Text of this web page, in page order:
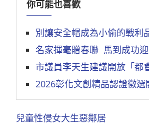
你可能也喜歡
別讓安全帽成為小偷的戰利
名家揮毫贈春聯 馬到成功
市議員李天生建議開放「都
2026彰化文創精品認證徵
兒童性侵女大生惡鄰居